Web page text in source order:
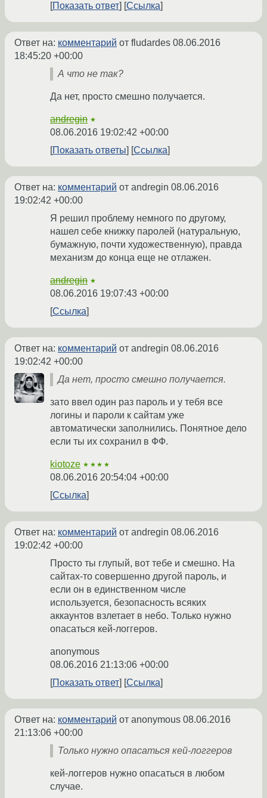
Показать ответ
Ссылка
Ответ на: комментарий от fludardes 08.06.2016
18:45:20 +00:00
А что не так?
Да нет, просто смешно получается.
andregin ★
08.06.2016 19:02:42 +00:00
Показать ответы
Ссылка
Ответ на: комментарий от andregin 08.06.2016
19:02:42 +00:00
Я решил проблему немного по другому,
нашел себе книжку паролей (натуральную,
бумажную, почти художественную), правда
механизм до конца еще не отлажен.
andregin ★
08.06.2016 19:07:43 +00:00
Ссылка
Ответ на: комментарий от andregin 08.06.2016
19:02:42 +00:00
Да нет, просто смешно получается.
зато ввел один раз пароль и у тебя все
логины и пароли к сайтам уже
автоматически заполнились. Понятное дело
если ты их сохранил в ФФ.
kiotoze ★★★★
08.06.2016 20:54:04 +00:00
Ссылка
Ответ на: комментарий от andregin 08.06.2016
19:02:42 +00:00
Просто ты глупый, вот тебе и смешно. На
сайтах-то совершенно другой пароль, и
если он в единственном числе
используется, безопасность всяких
аккаунтов взлетает в небо. Только нужно
опасаться кей-логгеров.
anonymous
08.06.2016 21:13:06 +00:00
Показать ответ
Ссылка
Ответ на: комментарий от anonymous 08.06.2016
21:13:06 +00:00
Только нужно опасаться кей-логгеров
кей-логгеров нужно опасаться в любом
случае.